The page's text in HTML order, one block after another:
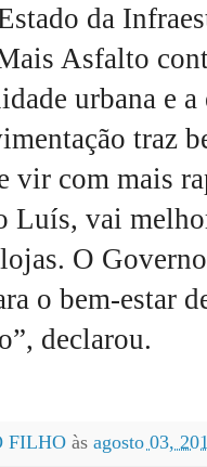
da
Asfalto
urbana e
traz
vir com mais
Luís, vai
O
o bem-estar
declarou.
FILHO às agosto 03,